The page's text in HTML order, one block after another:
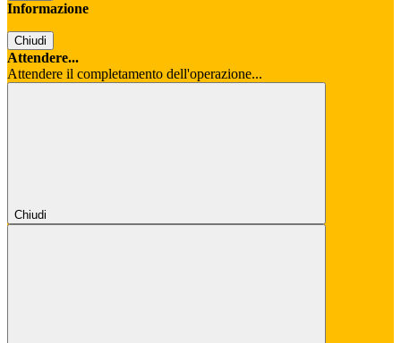
Informazione
Chiudi
Attendere...
Attendere il completamento dell'operazione...
Chiudi